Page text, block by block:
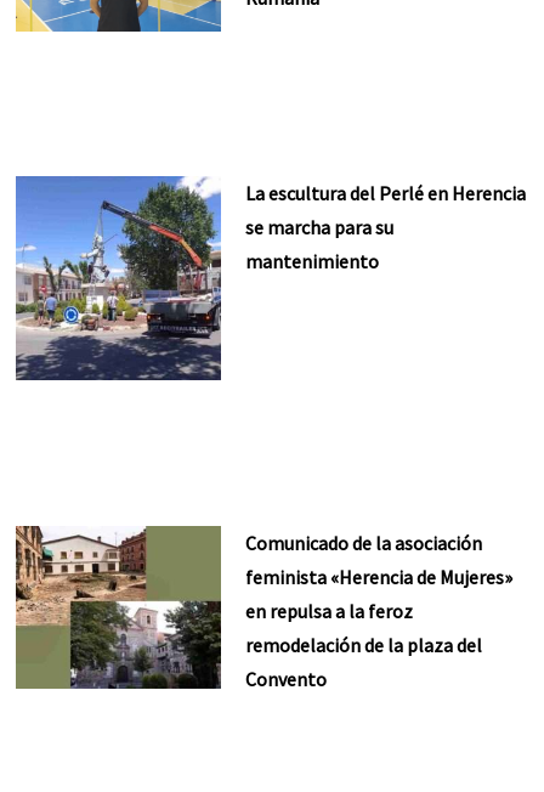
La escultura del Perlé en Herencia
se marcha para su
mantenimiento
Comunicado de la asociación
feminista «Herencia de Mujeres»
en repulsa a la feroz
remodelación de la plaza del
Convento